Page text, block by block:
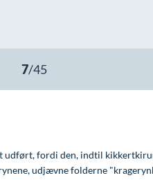
fordi den, indtil
udjævne folderne